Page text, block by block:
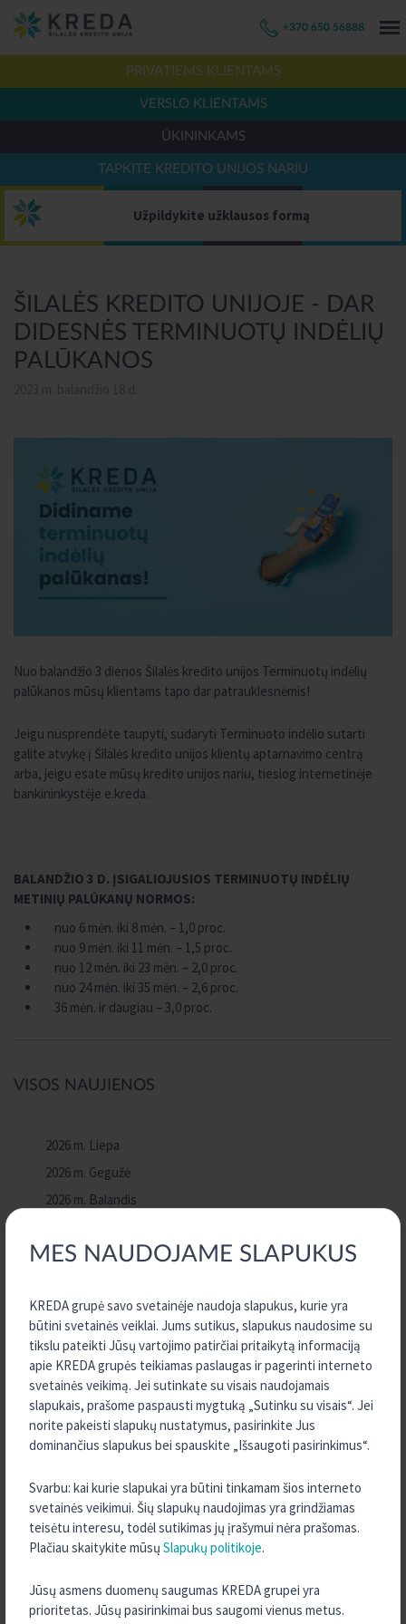
MES NAUDOJAME SLAPUKUS
KREDA grupė savo svetainėje naudoja slapukus, kurie yra
būtini svetainės veiklai. Jums sutikus, slapukus naudosime su
tikslu pateikti Jūsų vartojimo patirčiai pritaikytą informaciją
apie KREDA grupės teikiamas paslaugas ir pagerinti interneto
svetainės veikimą. Jei sutinkate su visais naudojamais
slapukais, prašome paspausti mygtuką „Sutinku su visais“. Jei
norite pakeisti slapukų nustatymus, pasirinkite Jus
dominančius slapukus bei spauskite „Išsaugoti pasirinkimus“.
Svarbu: kai kurie slapukai yra būtini tinkamam šios interneto
svetainės veikimui. Šių slapukų naudojimas yra grindžiamas
teisėtu interesu, todėl sutikimas jų įrašymui nėra prašomas.
Plačiau skaitykite mūsų Slapukų politikoje.
Jūsų asmens duomenų saugumas KREDA grupei yra
prioritetas. Jūsų pasirinkimai bus saugomi vienus metus.
+370 650 56888
PRIVATIEMS KLIENTAMS
VERSLO KLIENTAMS
ŪKININKAMS
TAPKITE KREDITO UNIJOS NARIU
Užpildykite užklausos formą
ŠILALĖS KREDITO UNIJOJE - DAR
DIDESNĖS TERMINUOTŲ INDĖLIŲ
PALŪKANOS
Nuo balandžio 3 dienos Šilalės kredito unijos Terminuotų indėlių
palūkanos mūsų klientams tapo dar patrauklesnėmis!
Jeigu nusprendėte taupyti, sudaryti Terminuoto indėlio sutarti
galite atvykę į Šilalės kredito unijos klientų aptarnavimo centrą
arba, jeigu esate mūsų kredito unijos nariu, tiesiog internetinėje
bankininkystėje e.kreda.
BALANDŽIO 3 D. ĮSIGALIOJUSIOS TERMINUOTŲ INDĖLIŲ
METINIŲ PALŪKANŲ NORMOS:
nuo 6 mėn. iki 8 mėn. – 1,0 proc.
nuo 9 mėn. iki 11 mėn. – 1,5 proc.
nuo 12 mėn. iki 23 mėn. – 2,0 proc.
nuo 24 mėn. iki 35 mėn. – 2,6 proc.
36 mėn. ir daugiau – 3,0 proc.
VISOS NAUJIENOS
2026 m. Liepa
2026 m. Gegužė
2026 m. Balandis
2026 m. Vasaris
2025 m. Gruodis
2025 m. Spalis
2025 m. Rugsėjis
2025 m. Birželis
2025 m. Gegužė
2025 m. Kovas
2025 m. Sausis
2024 m. Gruodis
2024 m. Spalis
2024 m. Rugpjūtis